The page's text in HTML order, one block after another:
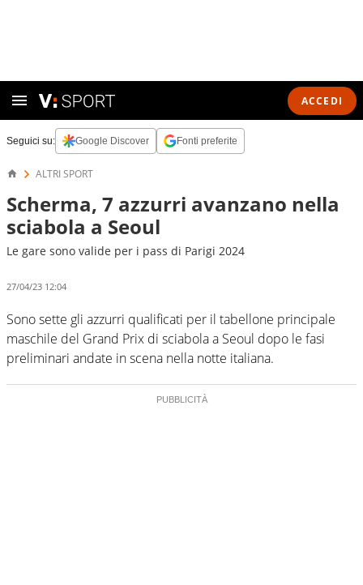
ACCEDI
Seguici su: Google Discover Fonti preferite
ALTRI SPORT
Scherma, 7 azzurri avanzano nella
sciabola a Seoul
Le gare sono valide per i pass di Parigi 2024
27/04/23 12:04
Sono sette gli azzurri qualificati per il tabellone principale
maschile del Grand Prix di sciabola a Seoul dopo le fasi
preliminari andate in scena nella notte italiana.